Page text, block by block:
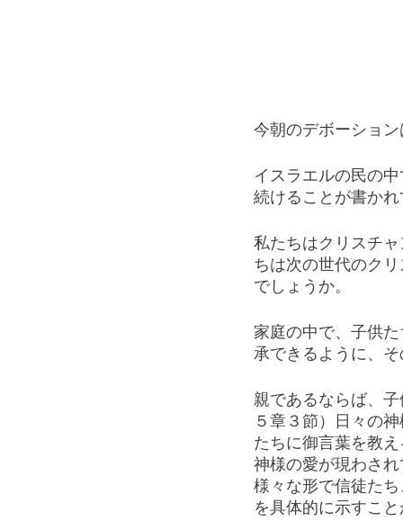
今朝のデボーショ
イスラエルの民の
続けることが書か
私たちはクリスチ
ちは次の世代のク
でしょうか。
家庭の中で、子供
承できるように、
親であるならば、
５章３節）日々の
たちに御言葉を教
神様の愛が現わさ
様々な形で信徒た
を具体的に示すこ